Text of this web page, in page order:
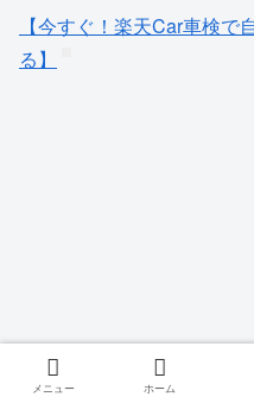
【今すぐ！楽天Car車検
る】
メニュー ホーム